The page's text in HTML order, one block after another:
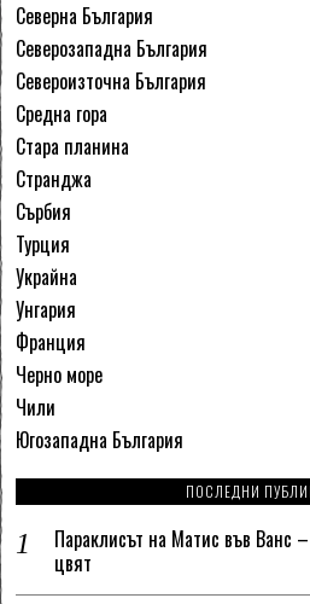
Северна България
Северозападна България
Североизточна България
Средна гора
Стара планина
Странджа
Сърбия
Турция
Украйна
Унгария
Франция
Черно море
Чили
Югозападна България
ПОСЛЕДНИ
Параклисът на Матис във Ванс
цвят